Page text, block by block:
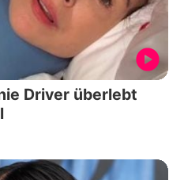
Driver überlebt